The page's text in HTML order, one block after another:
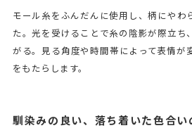
モール糸をふんだんに使用し、柄にやわ
た。光を受けることで糸の陰影が際立ち
がる。見る角度や時間帯によって表情が
をもたらします。
馴染みの良い、落ち着いた色合い